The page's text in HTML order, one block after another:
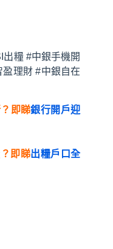
糧 #中銀手機開
理財 #中銀自在
即睇銀行開戶迎
即睇出糧戶口全